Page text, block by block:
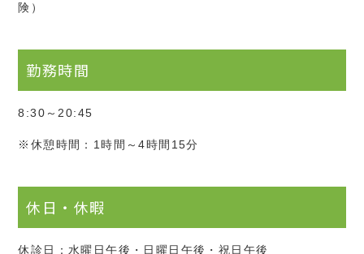
険）
勤務時間
8:30～20:45
※休憩時間：1時間～4時間15分
休日・休暇
休診日：水曜日午後・日曜日午後・祝日午後